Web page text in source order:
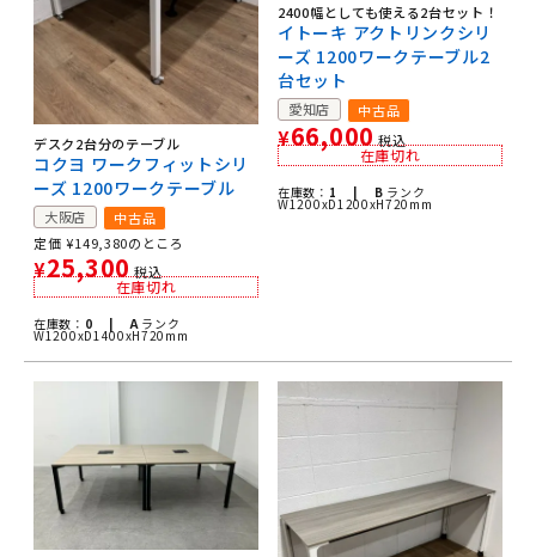
デスク2台分のテーブル
コクヨ ワークフィットシリ
ーズ 1200ワークテーブル
大阪店
中古品
定価 ¥149,380のところ
¥25,300 税込
在庫切れ
在庫数： 0 | A ランク
W1200xD1400xH720mm
2400幅としても使える2台セット！
イトーキ アクトリンクシリ
ーズ 1200ワークテーブル2
台セット
愛知店 中古品
¥66,000 税込
在庫切れ
在庫数： 1 | B ランク
W1200xD1200xH720mm